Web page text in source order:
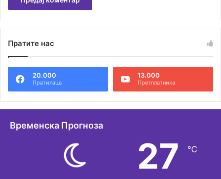
т
н
т
Пратите нас
20.000
Пратилаца
13.000
Претплатника
Временска Прогноза
27 ℃